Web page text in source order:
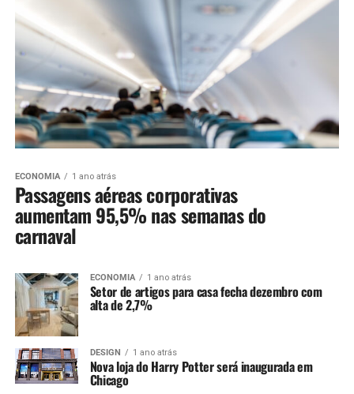
ECONOMIA 1 ano atrás
Passagens aéreas corporativas
aumentam 95,5% nas semanas do
carnaval
ECONOMIA 1 ano atrás
Setor de artigos para casa fecha dezembro com
alta de 2,7%
DESIGN 1 ano atrás
Nova loja do Harry Potter será inaugurada em
Chicago